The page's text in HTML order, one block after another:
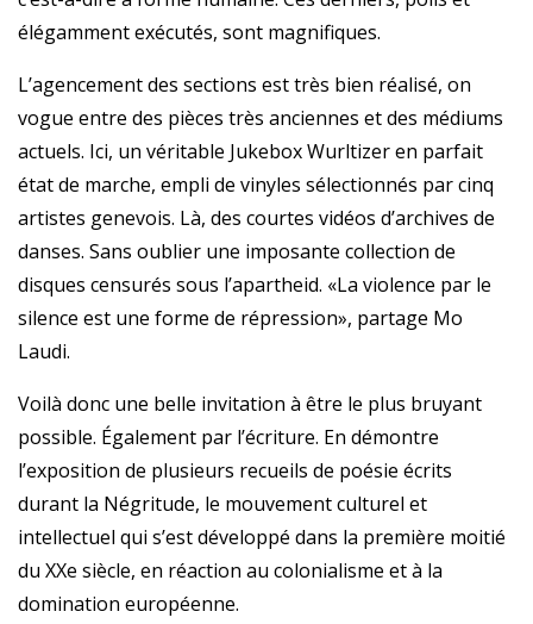
élégamment exécutés, sont magnifiques.
L’agencement des sections est très bien réalisé, on
vogue entre des pièces très anciennes et des médiums
actuels. Ici, un véritable Jukebox Wurltizer en parfait
état de marche, empli de vinyles sélectionnés par cinq
artistes genevois. Là, des courtes vidéos d’archives de
danses. Sans oublier une imposante collection de
disques censurés sous l’apartheid. «La violence par le
silence est une forme de répression», partage Mo
Laudi.
Voilà donc une belle invitation à être le plus bruyant
possible. Également par l’écriture. En démontre
l’exposition de plusieurs recueils de poésie écrits
durant la Négritude, le mouvement culturel et
intellectuel qui s’est développé dans la première moitié
du XXe siècle, en réaction au colonialisme et à la
domination européenne.